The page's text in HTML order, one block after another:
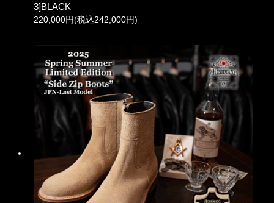
3]BLACK
220,000円(税込242,000円)